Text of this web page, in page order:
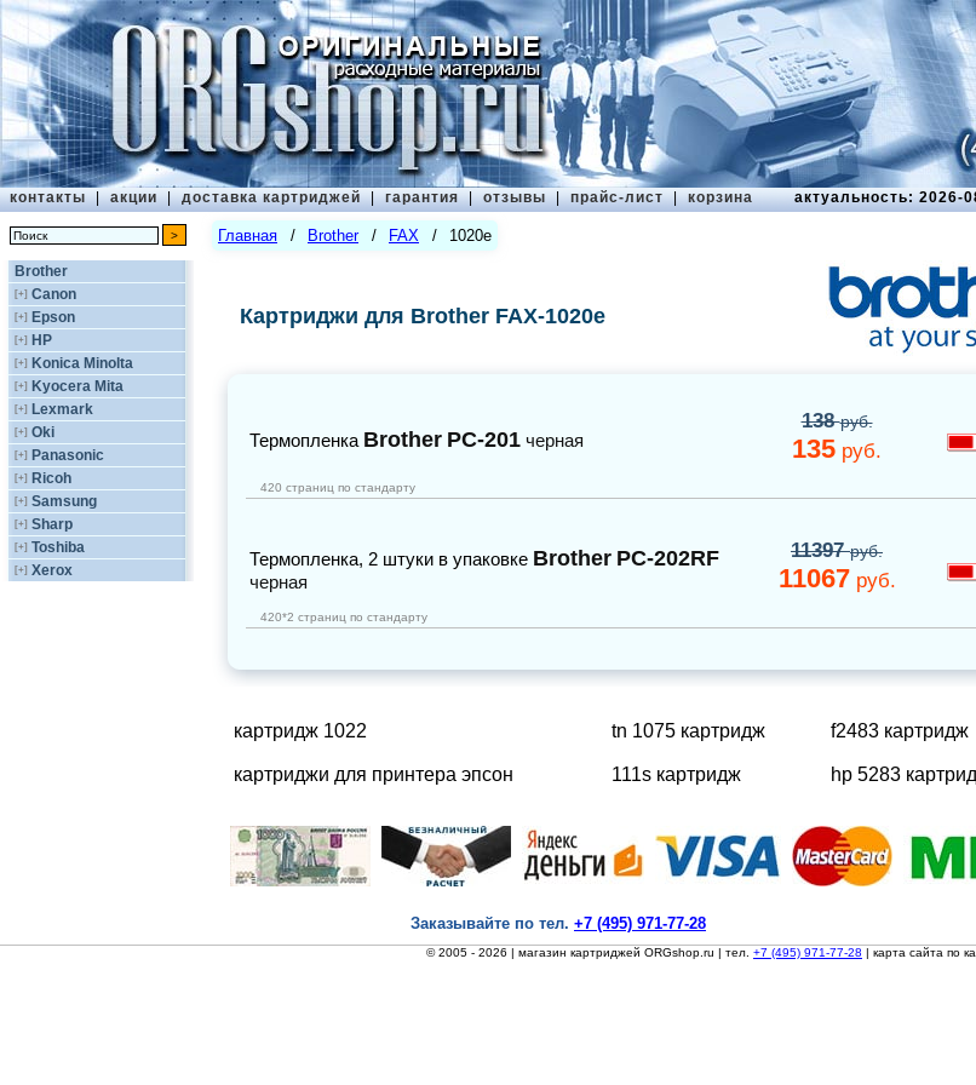
контакты | акции | доставка картриджей | гарантия | отзывы | прайс-лист | корзина актуальность: 2026-
Brother
[+] Canon
[+] Epson
[+] HP
[+] Konica Minolta
[+] Kyocera Mita
[+] Lexmark
[+] Oki
[+] Panasonic
[+] Ricoh
[+] Samsung
[+] Sharp
[+] Toshiba
[+] Xerox
Главная / Brother / FAX / 1020e
Картриджи для Brother FAX-1020e
Термопленка Brother PC-201 черная
138руб.
135 руб.
420 страниц по стандарту
Термопленка, 2 штуки в упаковке Brother PC-202RF
черная
11397руб.
11067руб.
420*2 страниц по стандарту
картридж 1022 tn 1075 картридж f2483 картридж
картриджи для принтера эпсон 111s картридж hp 5283
Заказывайте по тел. +7 (495) 971-77-28
© 2005 - 2026 | магазин картриджей ORGshop.ru | тел. +7 (495) 971-77-28 | карта сайта по